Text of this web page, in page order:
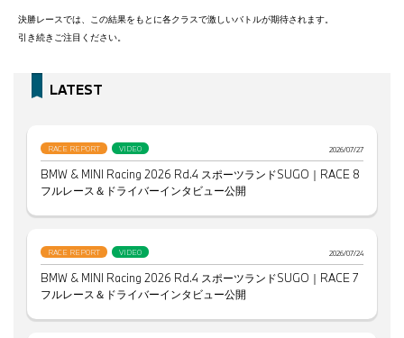
決勝レースでは、この結果をもとに各クラスで激しいバトルが期待されます。
引き続きご注目ください。
LATEST
RACE REPORT VIDEO 2026/07/27
BMW & MINI Racing 2026 Rd.4 スポーツランドSUGO｜RACE 8
フルレース＆ドライバーインタビュー公開
RACE REPORT VIDEO 2026/07/24
BMW & MINI Racing 2026 Rd.4 スポーツランドSUGO｜RACE 7
フルレース＆ドライバーインタビュー公開